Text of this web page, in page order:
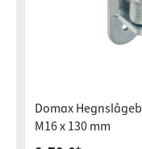
Domax
M16 x 130 mm